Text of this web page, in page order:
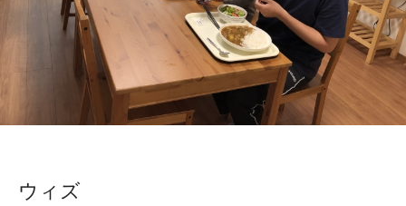
PROFILE
ACCESS
ウィズ